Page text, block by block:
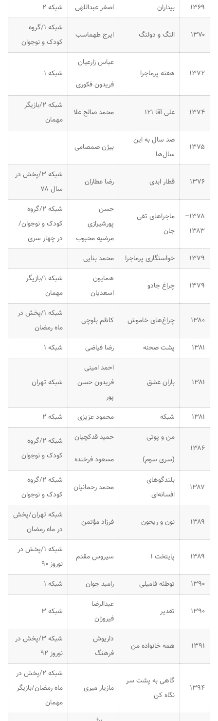
۱۳۶۹
بیداران اصغر عبداللهی شبکه ۲
۱۳۷۰ النگ و دولنگ ایرج طهماسب
شبکه ۱/گروه
کودک و نوجوان
۱۳۷۲ هفته پرماجرا
عباس زارعیان
فریدون فکوری
شبکه ۱
۱۳۷۴ علی آقا ۱۲۱ محمد صالح علا
شبکه ۲/بازیگر
مهمان
۱۳۷۵
صد سال به این
سال‌ها
بیژن صمصامی
۱۳۷۶ قطار ابدی رضا عطاران
شبکه ۳/پخش در
سال ۷۸
۱۳۷۸–
۱۳۸۳
ماجراهای تقی
جان
حسن
پورشیرازی
مرضیه محبوب
شبکه ۲/گروه
کودک و نوجوان/
در چهار سری
۱۳۷۹
خواستگاری پرماجرا محمد بنایی
۱۳۷۹ چراغ جادو
همایون
اسعدیان
شبکه ۱/بازیگر
مهمان
۱۳۸۰ چراغ‌های خاموش کاظم بلوچی
شبکه ۱/پخش در
ماه رمضان
۱۳۸۱
پشت صحنه رضا فیاضی شبکه ۱
۱۳۸۱ باران عشق
احمد امینی
فریدون حسن
پور
شبکه تهران
۱۳۸۱ شبکه محمود عزیزی شبکه ۲
۱۳۸۶
من و پوتی
(سری سوم)
حمید قدکچیان
مسعود فرخنده
شبکه ۲/گروه
کودک و نوجوان
۱۳۸۷
بلندگوهای
افسانه‌ای
محمد رحمانیان
شبکه ۲/گروه
کودک و نوجوان
۱۳۸۹ نون و ریحون فرزاد مؤتمن
شبکه تهران/پخش
در ماه رمضان
۱۳۸۹ پایتخت ۱ سیروس مقدم
شبکه ۱/پخش در
نوروز ۹۰
۱۳۹۰
توطئه فامیلی رامبد جوان شبکه ۱
۱۳۹۰ تقدیر
عبدالرضا
فیروزان
شبکه ۳
۱۳۹۱ همه خانواده من
داریوش
فرهنگ
شبکه ۳/پخش در
نوروز ۹۲
۱۳۹۴
گاهی به پشت سر
نگاه کن
مازیار میری
شبکه ۲/پخش در
ماه رمضان/بازیگر
مهمان